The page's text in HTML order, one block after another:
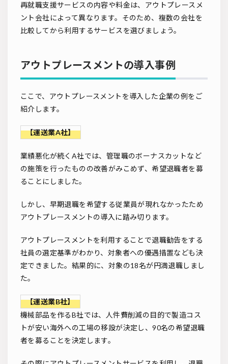
再就職支援サービスの内容や料金は、アウトプレースメ
ント会社によって異なります。そのため、複数の会社を
比較してから利用するサービスを選びましょう。
アウトプレースメントの導入事例
ここで、アウトプレースメントを導入した企業の例をご
紹介します。
【運送業A社】
業績悪化が続くA社では、管理職のボーナスカットなど
の施策を行ったものの改善がみこめず、希望退職者を募
ることにしました。
しかし、早期退職を希望する従業員が現れなかったため
アウトプレースメントの導入に踏み切ります。
アウトプレースメントを利用することで退職勧告をする
社員の選定基準がわかり、対象者への優遇措置なども決
定できました。結果的に、対象の18名が円満退職しまし
た。
【運送業B社】
機械部品を作るB社では、人件費削減の目的で製造コス
トが安い海外への工場の移設が決定し、90名の希望退職
者を募ることを決定します。